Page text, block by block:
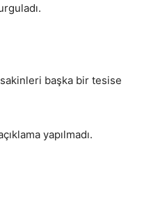
başka bir tesise
yapılmadı.